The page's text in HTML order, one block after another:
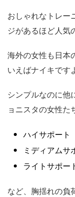
おしゃれなトレー
ジがあるほど人気
海外の女性も日本
いえばナイキです
シンプルなのに他
ョニスタの女性た
ハイサポート
ミディアムサ
ライトサポー
など、胸揺れの負